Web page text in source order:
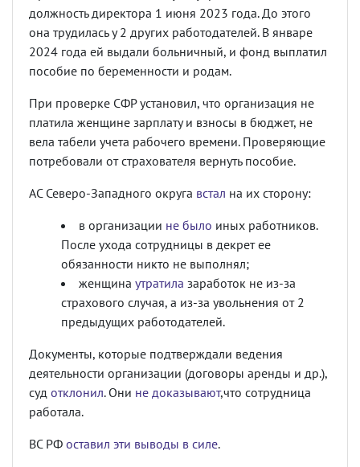
должность директора 1 июня 2023 года. До этого
она трудилась у 2 других работодателей. В январе
2024 года ей выдали больничный, и фонд выплатил
пособие по беременности и родам.
При проверке СФР установил, что организация не
платила женщине зарплату и взносы в бюджет, не
вела табели учета рабочего времени. Проверяющие
потребовали от страхователя вернуть пособие.
АС Северо-Западного округа встал на их сторону:
в организации не было иных работников.
После ухода сотрудницы в декрет ее
обязанности никто не выполнял;
женщина утратила заработок не из-за
страхового случая, а из-за увольнения от 2
предыдущих работодателей.
Документы, которые подтверждали ведения
деятельности организации (договоры аренды и др.),
суд отклонил. Они не доказывают,что сотрудница
работала.
ВС РФ оставил эти выводы в силе.